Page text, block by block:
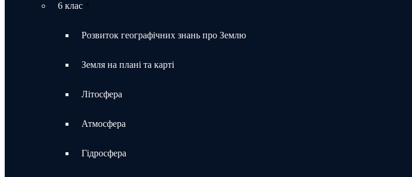
6 клас
Розвиток географічних знань про Землю
Земля на плані та карті
Літосфера
Атмосфера
Гідросфера